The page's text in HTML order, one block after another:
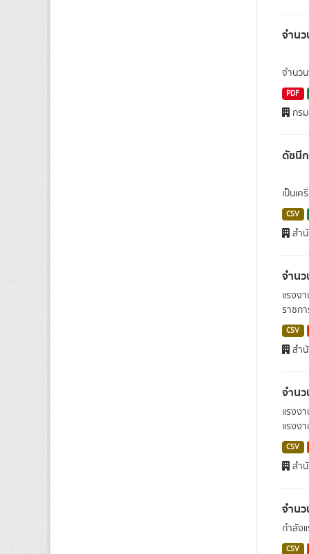
จำน
จำนว
PDF
กรม
ดัชนี
เป็นเ
CSV
สำนั
จำน
แรงง
ราชก
CSV
สำ
จำน
แรงง
แรงง
CSV
สำ
จำน
กำลัง
CSV